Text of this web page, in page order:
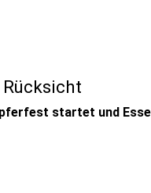
startet und